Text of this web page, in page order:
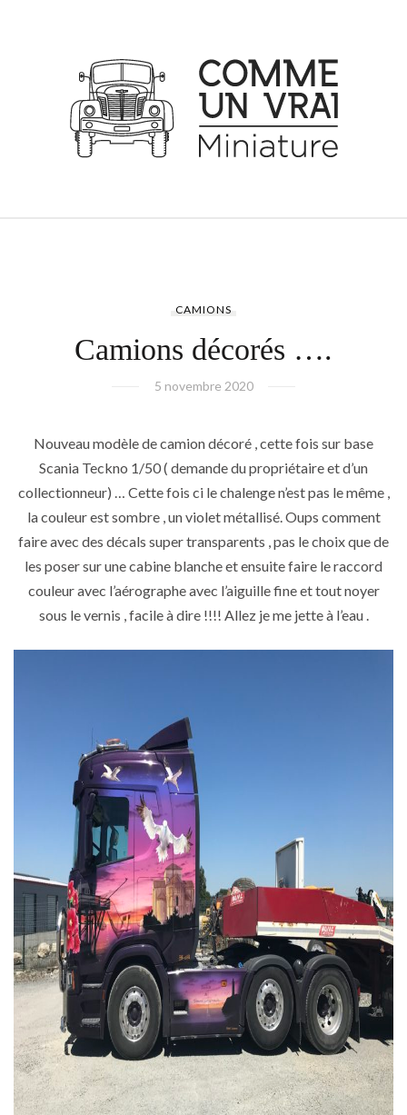
CAMIONS
Camions décorés ….
5 novembre 2020
Nouveau modèle de camion décoré , cette fois sur base
Scania Teckno 1/50 ( demande du propriétaire et d’un
collectionneur) … Cette fois ci le chalenge n’est pas le même ,
la couleur est sombre , un violet métallisé. Oups comment
faire avec des décals super transparents , pas le choix que de
les poser sur une cabine blanche et ensuite faire le raccord
couleur avec l’aérographe avec l’aiguille fine et tout noyer
sous le vernis , facile à dire !!!! Allez je me jette à l’eau .